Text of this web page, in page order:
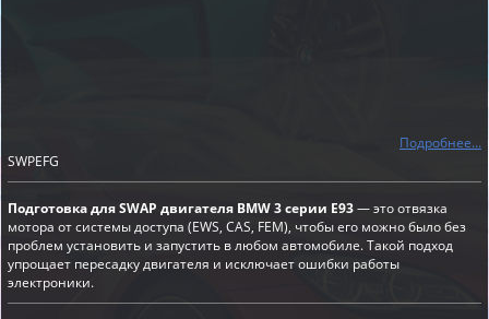
Подробнее...
SWPEFG
Подготовка для SWAP двигателя BMW 3 серии E93— это отвязка
мотора от системы доступа (EWS, CAS, FEM), чтобы его можно было без
проблем установить и запустить в любом автомобиле. Такой подход
упрощает пересадку двигателя и исключает ошибки работы
электроники.